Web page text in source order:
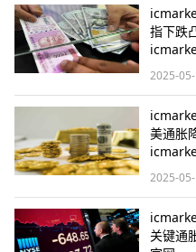
指下跌
2025-
美通胀
2025-
关键通